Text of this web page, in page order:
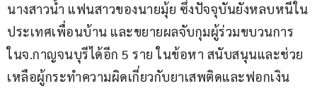
นางสาวน้ำ แฟนสาวของนายมุ้ย ซึ่งปัจจุบันยังหลบหนีใน
ประเทศเพื่อนบ้าน และขยายผลจับกุมผู้ร่วมขบวนการ
ในจ.กาญจนบุรีได้อีก 5 ราย ในข้อหา สนับสนุนและช่วย
เหลือผู้กระทำความผิดเกี่ยวกับยาเสพติดและฟอกเงิน